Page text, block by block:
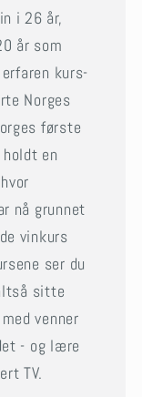
i 26 år,
år som
kurs-
Norges
første
en
nå grunnet
vinkurs
ser du
sitte
venner
- og lære
TV.